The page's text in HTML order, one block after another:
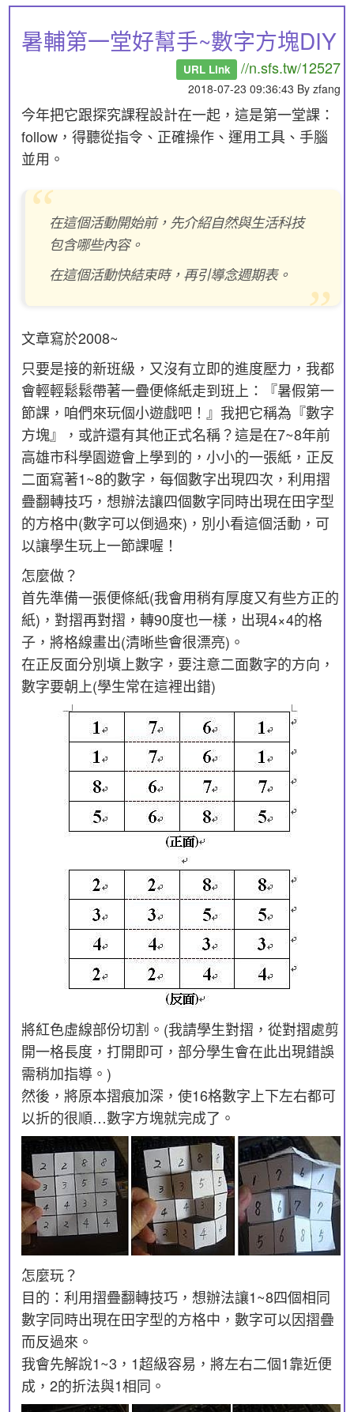
暑輔第一堂好幫手~數字方塊DIY
URL Link //n.sfs.tw/12527
2018-07-23 09:36:43 By zfang
今年把它跟探究課程設計在一起，這是第一堂課：
follow，得聽從指令、正確操作、運用工具、手腦
並用。
在這個活動開始前，先介紹自然與生活科技
包含哪些內容。
在這個活動快結束時，再引導念週期表。
文章寫於2008~
只要是接的新班級，又沒有立即的進度壓力，我都
會輕輕鬆鬆帶著一疊便條紙走到班上：『暑假第一
節課，咱們來玩個小遊戲吧！』我把它稱為『數字
方塊』，或許還有其他正式名稱？這是在7~8年前
高雄市科學園遊會上學到的，小小的一張紙，正反
二面寫著1~8的數字，每個數字出現四次，利用摺
疊翻轉技巧，想辦法讓四個數字同時出現在田字型
的方格中(數字可以倒過來)，別小看這個活動，可
以讓學生玩上一節課喔！
怎麼做？
首先準備一張便條紙(我會用稍有厚度又有些方正的
紙)，對摺再對摺，轉90度也一樣，出現4×4的格
子，將格線畫出(清晰些會很漂亮)。
在正反面分別塡上數字，要注意二面數字的方向，
數字要朝上(學生常在這裡出錯)
將紅色虛線部份切割。(我請學生對摺，從對摺處剪
開一格長度，打開即可，部分學生會在此出現錯誤
需稍加指導。)
然後，將原本摺痕加深，使16格數字上下左右都可
以折的很順…數字方塊就完成了。
怎麼玩？
目的：利用摺疊翻轉技巧，想辦法讓1~8四個相同
數字同時出現在田字型的方格中，數字可以因摺疊
而反過來。
我會先解說1~3，1超級容易，將左右二個1靠近便
成，2的折法與1相同。